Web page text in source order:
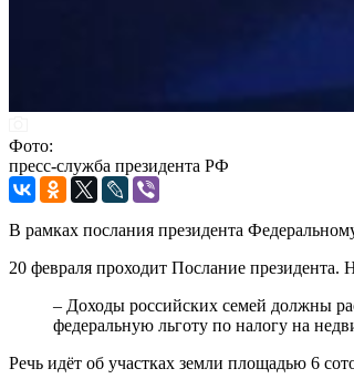
Фото:
пресс-служба президента РФ
В рамках послания президента
20 февраля проходит Послание
– Доходы российских семей должны
федеральную льготу по налогу на
Речь идёт об участках земли площадью 6